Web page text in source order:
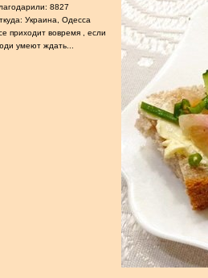
8827
Украина, Одесса
приходит вовремя , если
умеют ждать...